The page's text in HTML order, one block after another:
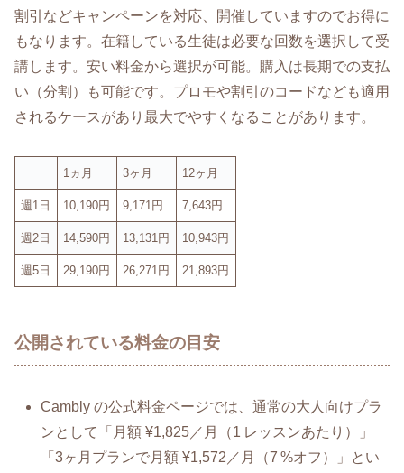
割引などキャンペーンを対応、開催していますのでお得に
もなります。在籍している生徒は必要な回数を選択して受
講します。安い料金から選択が可能。購入は長期での支払
い（分割）も可能です。プロモや割引のコードなども適用
されるケースがあり最大でやすくなることがあります。
1ヵ月 3ヶ月 12ヶ月
週1日 10,190円 9,171円 7,643円
週2日 14,590円 13,131円 10,943円
週5日 29,190円 26,271円 21,893円
公開されている料金の目安
Cambly の公式料金ページでは、通常の大人向けプラ
ンとして「月額 ¥1,825／月（1 レッスンあたり）」
「3ヶ月プランで月額 ¥1,572／月（7 %オフ）」とい